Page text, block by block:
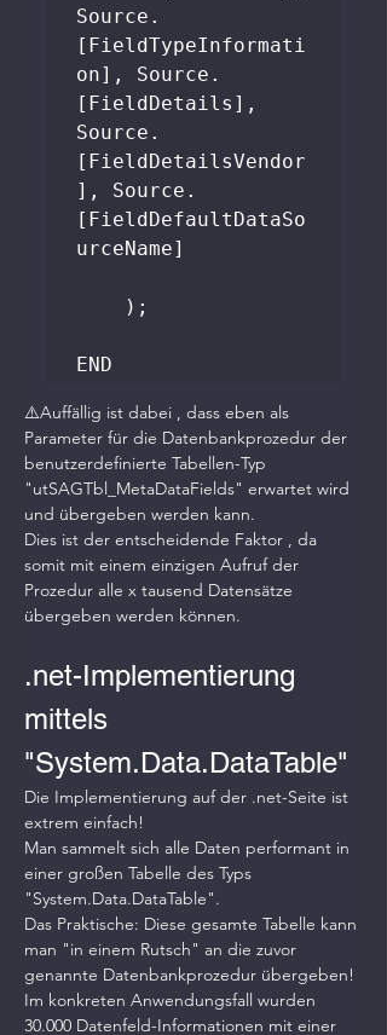
Source.
[FieldTypeInformati
on], Source.
[FieldDetails],
Source.
[FieldDetailsVendor
], Source.
[FieldDefaultDataSo
urceName]
END
⚠️Auffällig ist dabei , dass eben als
Parameter für die Datenbankprozedur der
benutzerdefinierte Tabellen-Typ
"utSAGTbl_MetaDataFields" erwartet wird
und übergeben werden kann.
Dies ist der entscheidende Faktor , da
somit mit einem einzigen Aufruf der
Prozedur alle x tausend Datensätze
übergeben werden können.
.net-Implementierung
mittels
"System.Data.DataTable"
Die Implementierung auf der .net-Seite ist
extrem einfach!
Man sammelt sich alle Daten performant in
einer großen Tabelle des Typs
"System.Data.DataTable".
Das Praktische: Diese gesamte Tabelle kann
man "in einem Rutsch" an die zuvor
genannte Datenbankprozedur übergeben!
Im konkreten Anwendungsfall wurden
30.000 Datenfeld-Informationen mit einer